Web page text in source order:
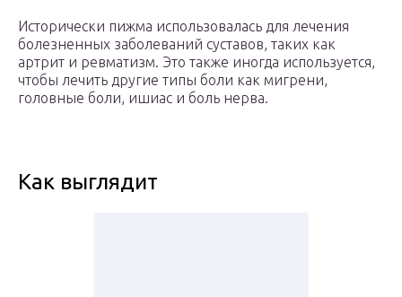
Исторически пижма использовалась для лечения
болезненных заболеваний суставов, таких как
артрит и ревматизм. Это также иногда используется,
чтобы лечить другие типы боли как мигрени,
головные боли, ишиас и боль нерва.
Как выглядит